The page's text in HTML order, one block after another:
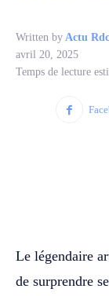
Written by Actu Rdc
avril 20, 2025
Temps de lecture
Le légendaire
de surprendre